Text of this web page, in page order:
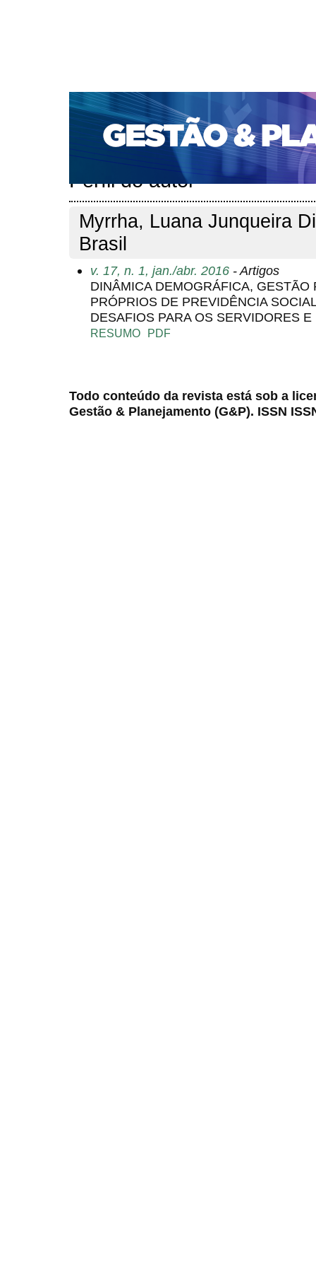
CAPA SOBRE ACESSO CADASTRO
PORTAL DE REVISTAS DA UNIFACS
SUBMISSÕES
PARA SUBMISSÃO DE ARTIGOS
TUTORIAL PARA
Capa Perfil do autor
Perfil do autor
Myrrha, Luana Junqueira
Brasil
v. 17, n. 1, jan./abr. 2016 - Artigos
DINÂMICA DEMOGRÁFICA, GESTÃO
PRÓPRIOS DE PREVIDÊNCIA
DESAFIOS PARA OS SERVIDORES
RESUMO PDF
Todo conteúdo da revista está sob a
Gestão & Planejamento (G&P). ISSN